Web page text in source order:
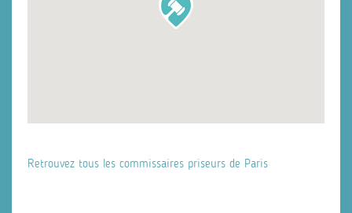
Retrouvez tous les commissaires priseurs de Paris